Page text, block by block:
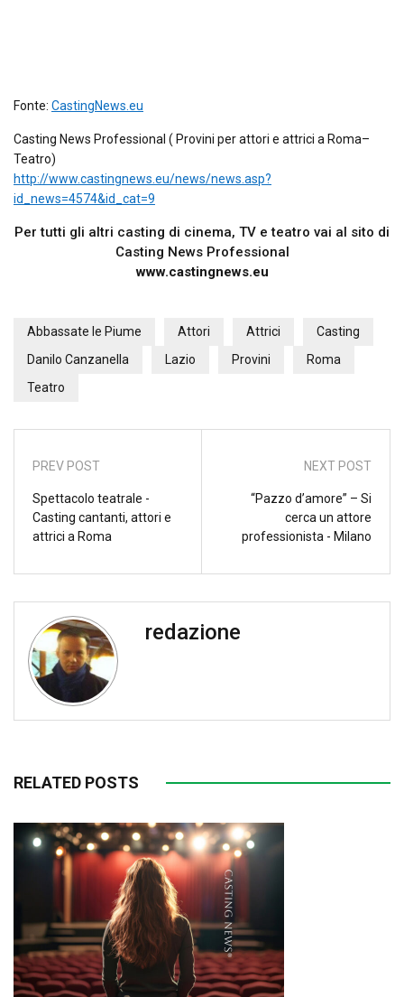
Fonte: CastingNews.eu
Casting News Professional ( Provini per attori e attrici a Roma–
Teatro)
http://www.castingnews.eu/news/news.asp?
id_news=4574&id_cat=9
Per tutti gli altri casting di cinema, TV e teatro vai al sito di
Casting News Professional
www.castingnews.eu
Abbassate le Piume Attori Attrici
Casting
Danilo Canzanella
Lazio Provini
Roma
Teatro
PREV POST
Spettacolo teatrale -
Casting cantanti, attori e
attrici a Roma
NEXT POST
“Pazzo d’amore” – Si
cerca un attore
professionista - Milano
redazione
RELATED POSTS